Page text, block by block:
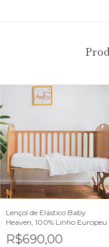
Lençol de Elástico Baby
Heaven, 100% Linho Europeu
R$690,00